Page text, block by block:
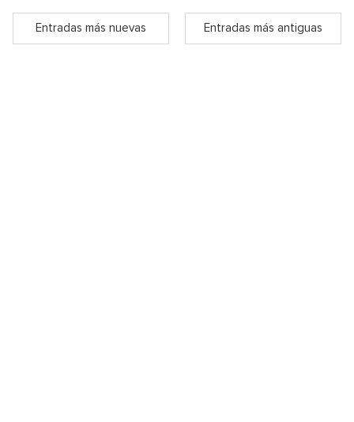
Entradas más nuevas Entradas más antiguas